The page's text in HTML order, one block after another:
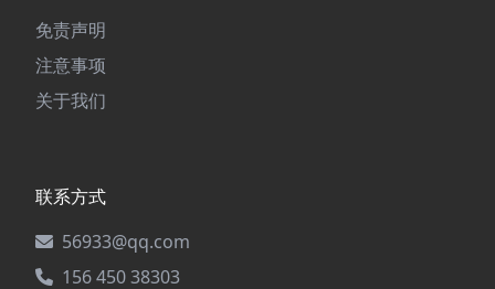
免责声明
注意事项
关于我们
联系方式
56933@qq.com
156 450 38303